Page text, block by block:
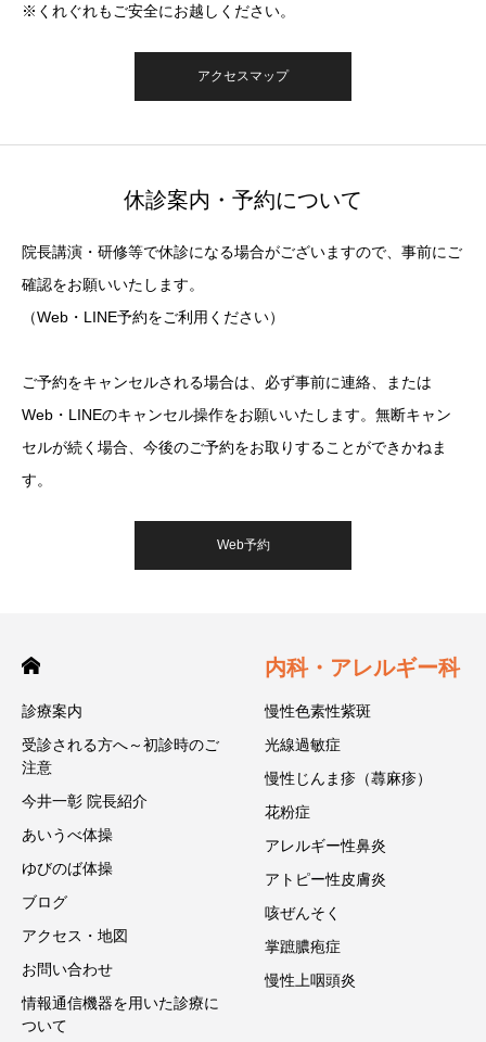
※くれぐれもご安全にお越しください。
アクセスマップ
休診案内・予約について
院長講演・研修等で休診になる場合がございますので、事前にご
確認をお願いいたします。
（Web・LINE予約をご利用ください）
ご予約をキャンセルされる場合は、必ず事前に連絡、または
Web・LINEのキャンセル操作をお願いいたします。無断キャン
セルが続く場合、今後のご予約をお取りすることができかねま
す。
Web予約
診療案内
受診される方へ～初診時のご
注意
今井一彰 院長紹介
あいうべ体操
ゆびのば体操
ブログ
アクセス・地図
お問い合わせ
情報通信機器を用いた診療に
ついて
内科・アレルギー科
慢性色素性紫斑
光線過敏症
慢性じんま疹（蕁麻疹）
花粉症
アレルギー性鼻炎
アトピー性皮膚炎
咳ぜんそく
掌蹠膿疱症
慢性上咽頭炎